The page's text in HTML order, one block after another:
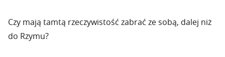
Czy mają tamtą rzeczywistość zabrać ze sobą, dalej niż
do Rzymu?